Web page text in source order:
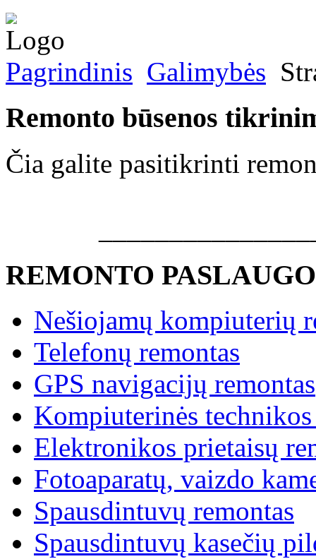
Pagrindinis Galimybės
Remonto būsenos
Čia galite pasitikrinti
REMONTO
Nešiojamų kompiuterių
Telefonų remontas
GPS navigacijų remontas
Kompiuterinės
Elektronikos prietaisų
Fotoaparatų, vaizdo
Spausdintuvų remontas
Spausdintuvų kasečių